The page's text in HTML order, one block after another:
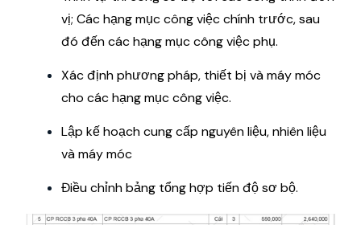
sau và mức độ liên quan giữa chúng mà bố trí
sao cho hợp lý, phù hợp.
Tính toán tổng khối lượng công trình: Theo
từng công đoạn yêu cầu khác nhau khi tính
trình bày thành bảng.
vị; Các hạng mục công việc chính trước, sau
đó đến các hạng mục công việc phụ.